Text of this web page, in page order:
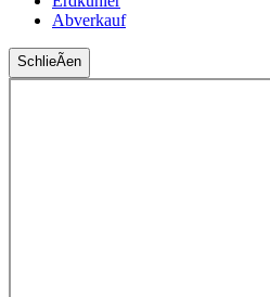
Abverkauf
SchlieÃen